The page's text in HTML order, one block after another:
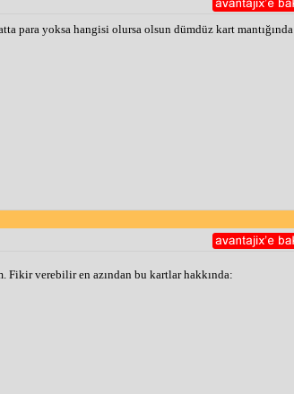
para yoksa hangisi olursa olsun dümdüz kart mantığında
Fikir verebilir en azından bu kartlar hakkında: